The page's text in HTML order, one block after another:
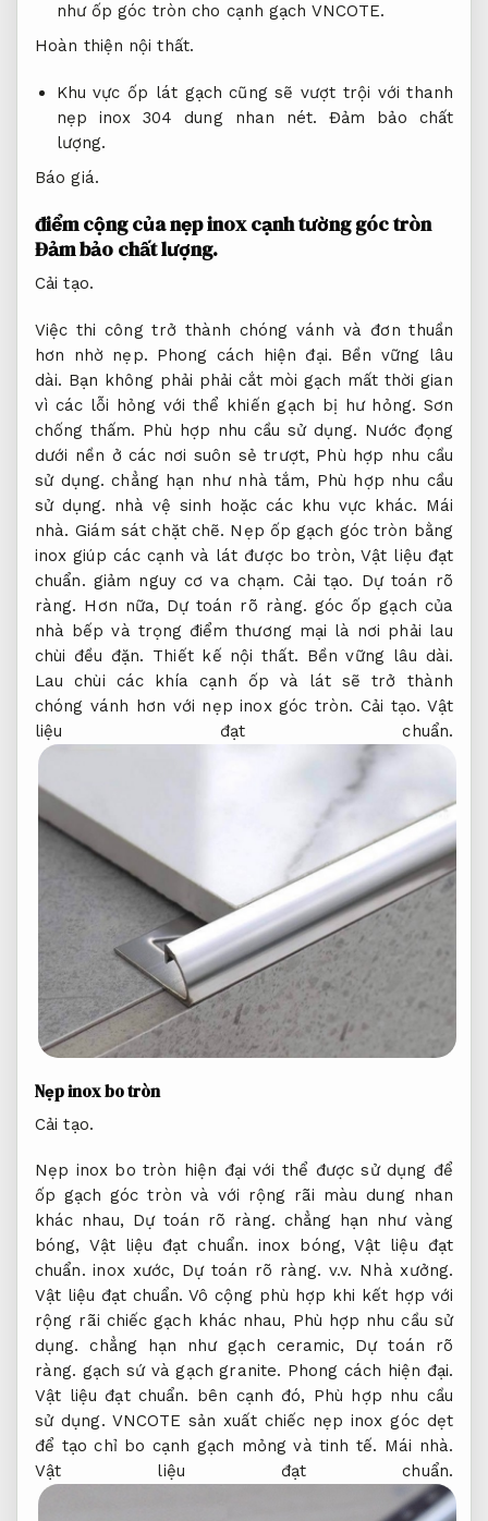
như ốp góc tròn cho cạnh gạch VNCOTE.
Hoàn thiện nội thất.
Khu vực ốp lát gạch cũng sẽ vượt trội với thanh
nẹp inox 304 dung nhan nét.Đảm bảo chất
lượng.
Báo giá.
điểm cộng của nẹp inox cạnh tường góc tròn
Đảm bảo chất lượng.
Cải tạo.
Việc thi công trở thành chóng vánh và đơn thuần
hơn nhờ nẹp. Phong cách hiện đại. Bền vững lâu
dài. Bạn không phải phải cắt mòi gạch mất thời gian
vì các lỗi hỏng với thể khiến gạch bị hư hỏng. Sơn
chống thấm. Phù hợp nhu cầu sử dụng. Nước đọng
dưới nền ở các nơi suôn sẻ trượt, Phù hợp nhu cầu
sử dụng. chẳng hạn như nhà tắm, Phù hợp nhu cầu
sử dụng. nhà vệ sinh hoặc các khu vực khác. Mái
nhà. Giám sát chặt chẽ. Nẹp ốp gạch góc tròn bằng
inox giúp các cạnh và lát được bo tròn,Vật liệu đạt
chuẩn. giảm nguy cơ va chạm. Cải tạo. Dự toán rõ
ràng. Hơn nữa, Dự toán rõ ràng. góc ốp gạch của
nhà bếp và trọng điểm thương mại là nơi phải lau
chùi đều đặn. Thiết kế nội thất. Bền vững lâu dài.
Lau chùi các khía cạnh ốp và lát sẽ trở thành
chóng vánh hơn với nẹp inox góc tròn. Cải tạo. Vật
liệu đạt chuẩn.
Nẹp inox bo tròn
Cải tạo.
Nẹp inox bo tròn hiện đại với thể được sử dụng để
ốp gạch góc tròn và với rộng rãi màu dung nhan
khác nhau, Dự toán rõ ràng. chẳng hạn như vàng
bóng, Vật liệu đạt chuẩn. inox bóng, Vật liệu đạt
chuẩn. inox xước, Dự toán rõ ràng. v.v. Nhà xưởng.
Vật liệu đạt chuẩn. Vô cộng phù hợp khi kết hợp với
rộng rãi chiếc gạch khác nhau, Phù hợp nhu cầu sử
dụng. chẳng hạn như gạch ceramic, Dự toán rõ
ràng. gạch sứ và gạch granite. Phong cách hiện đại.
Vật liệu đạt chuẩn. bên cạnh đó, Phù hợp nhu cầu
sử dụng. VNCOTE sản xuất chiếc nẹp inox góc dẹt
để tạo chỉ bo cạnh gạch mỏng và tinh tế. Mái nhà.
Vật liệu đạt chuẩn.